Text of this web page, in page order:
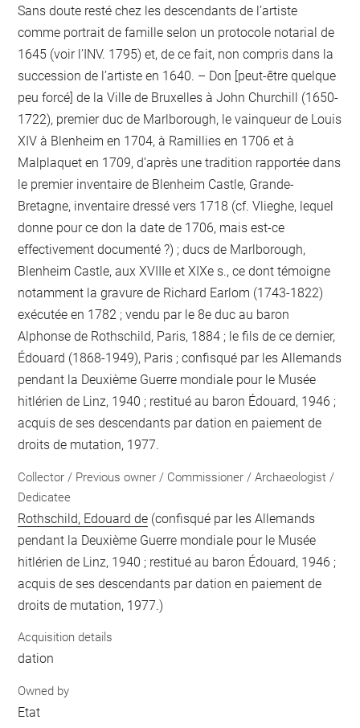
Sans doute resté chez les descendants de l’artiste
comme portrait de famille selon un protocole notarial de
1645 (voir l’INV. 1795) et, de ce fait, non compris dans la
succession de l’artiste en 1640. – Don [peut-être quelque
peu forcé] de la Ville de Bruxelles à John Churchill (1650-
1722), premier duc de Marlborough, le vainqueur de Louis
XIV à Blenheim en 1704, à Ramillies en 1706 et à
Malplaquet en 1709, d’après une tradition rapportée dans
le premier inventaire de Blenheim Castle, Grande-
Bretagne, inventaire dressé vers 1718 (cf. Vlieghe, lequel
donne pour ce don la date de 1706, mais est-ce
effectivement documenté ?) ; ducs de Marlborough,
Blenheim Castle, aux XVIIIe et XIXe s., ce dont témoigne
notamment la gravure de Richard Earlom (1743-1822)
exécutée en 1782 ; vendu par le 8e duc au baron
Alphonse de Rothschild, Paris, 1884 ; le fils de ce dernier,
Édouard (1868-1949), Paris ; confisqué par les Allemands
pendant la Deuxième Guerre mondiale pour le Musée
hitlérien de Linz, 1940 ; restitué au baron Édouard, 1946 ;
acquis de ses descendants par dation en paiement de
droits de mutation, 1977.
Collector / Previous owner / Commissioner / Archaeologist /
Dedicatee
Rothschild, Edouard de (confisqué par les Allemands
pendant la Deuxième Guerre mondiale pour le Musée
hitlérien de Linz, 1940 ; restitué au baron Édouard, 1946 ;
acquis de ses descendants par dation en paiement de
droits de mutation, 1977.)
Acquisition details
dation
Owned by
Etat